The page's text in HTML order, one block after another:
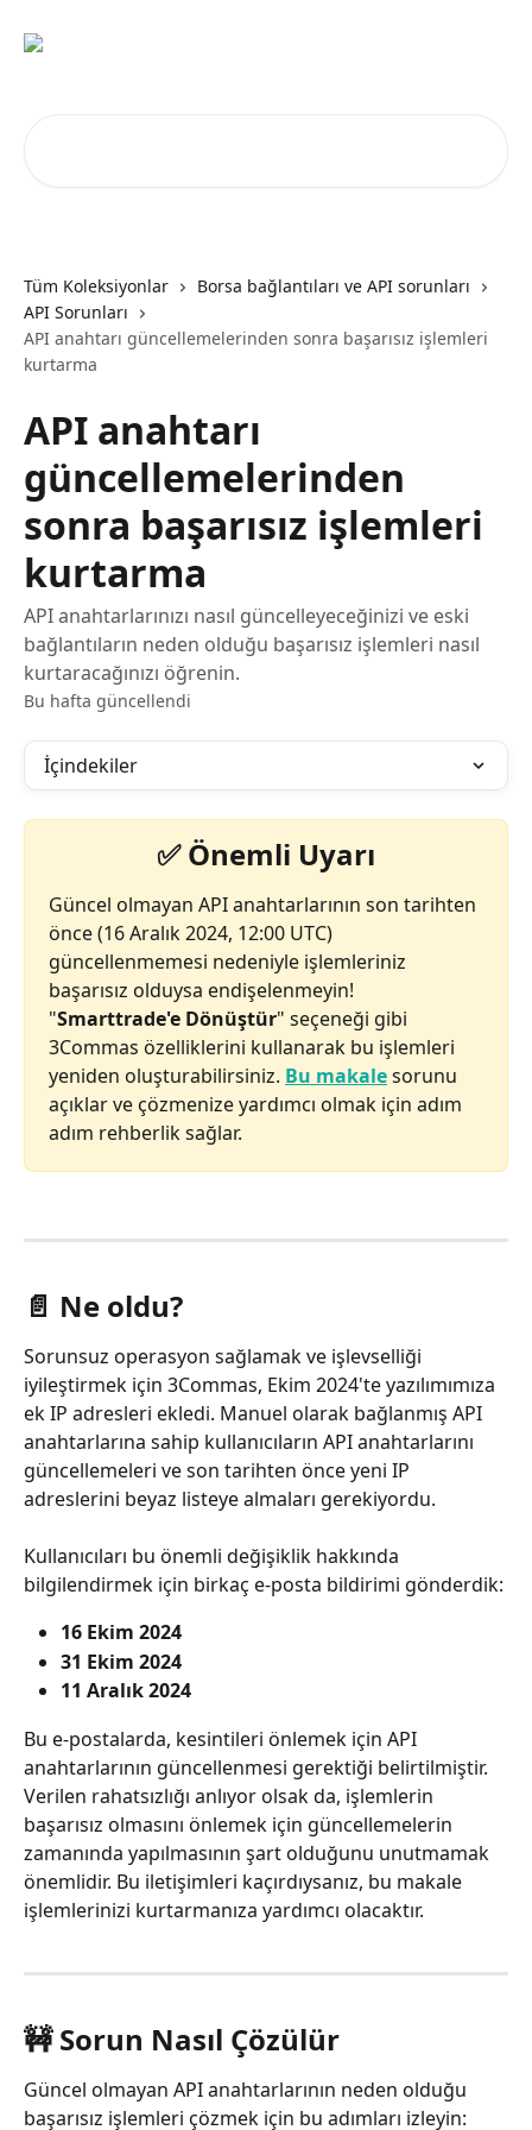
Tüm Koleksiyonlar
Borsa bağlantıları ve API sorunları
API Sorunları
API anahtarı güncellemelerinden sonra başarısız işlemleri
kurtarma
API anahtarı
güncellemelerinden
sonra başarısız işlemleri
kurtarma
API anahtarlarınızı nasıl güncelleyeceğinizi ve eski
bağlantıların neden olduğu başarısız işlemleri nasıl
kurtaracağınızı öğrenin.
Bu hafta güncellendi
İçindekiler
✅ Önemli Uyarı
Güncel olmayan API anahtarlarının son tarihten
önce (16 Aralık 2024, 12:00 UTC)
güncellenmemesi nedeniyle işlemleriniz
başarısız olduysa endişelenmeyin!
"Smarttrade'e Dönüştür" seçeneği gibi
3Commas özelliklerini kullanarak bu işlemleri
yeniden oluşturabilirsiniz. Bu makale sorunu
açıklar ve çözmenize yardımcı olmak için adım
adım rehberlik sağlar.
📄 Ne oldu?
Sorunsuz operasyon sağlamak ve işlevselliği
iyileştirmek için 3Commas, Ekim 2024'te yazılımımıza
ek IP adresleri ekledi. Manuel olarak bağlanmış API
anahtarlarına sahip kullanıcıların API anahtarlarını
güncellemeleri ve son tarihten önce yeni IP
adreslerini beyaz listeye almaları gerekiyordu.
Kullanıcıları bu önemli değişiklik hakkında
bilgilendirmek için birkaç e-posta bildirimi gönderdik:
16 Ekim 2024
31 Ekim 2024
11 Aralık 2024
Bu e-postalarda, kesintileri önlemek için API
anahtarlarının güncellenmesi gerektiği belirtilmiştir.
Verilen rahatsızlığı anlıyor olsak da, işlemlerin
başarısız olmasını önlemek için güncellemelerin
zamanında yapılmasının şart olduğunu unutmamak
önemlidir. Bu iletişimleri kaçırdıysanız, bu makale
işlemlerinizi kurtarmanıza yardımcı olacaktır.
🚧 Sorun Nasıl Çözülür
Güncel olmayan API anahtarlarının neden olduğu
başarısız işlemleri çözmek için bu adımları izleyin: